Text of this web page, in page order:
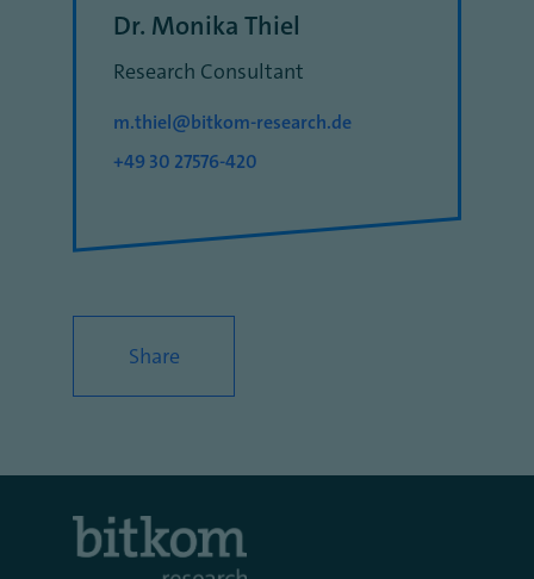
Dr. Monika Thiel
Research Consultant
m.thiel@bitkom-research.de
+49 30 27576-420
Share